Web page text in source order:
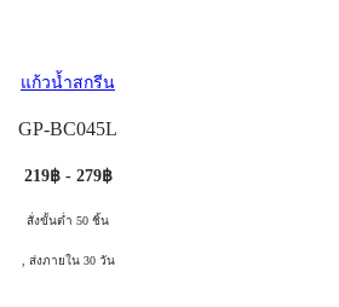
แก้วน้ำสกรีน
GP-BC045L
219฿ - 279฿
สั่งขั้นต่ำ 50 ชิ้น
, ส่งภายใน 30 วัน